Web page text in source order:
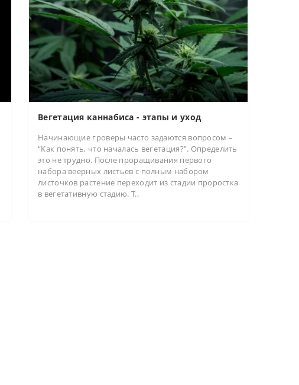
Вегетация каннабиса - этапы и уход
Начинающие гроверы часто задаются вопросом –
“Как понять, что началась вегетация?”. Определить
это не трудно. После проращивания первого
набора веерных листьев с полным набором
листочков растение переходит из стадии проростка
в вегетативную стадию. Т..